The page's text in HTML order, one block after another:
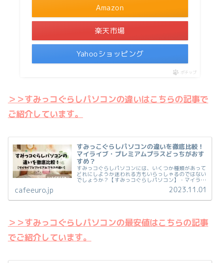
Amazon
楽天市場
Yahooショッピング
ポチップ
＞＞すみっコぐらしパソコンの違いはこちらの記事で
ご紹介しています。
すみっこぐらしパソコンの違いを徹底比較！
マイライブ・プレミアムプラスどっちがおす
すめ？
すみっコぐらしパソコンには、いくつか種類があって
どれにしようか迷われる方もいらっしゃるのではない
でしょうか？【すみっコぐらしパソコン】・マイライ
ブ(MY LIVE)←New！2023年発売・プレミアムプラス
すみっコぐらしパソコンは、どちらを...
cafeeuro.jp 2023.11.01
＞＞すみっコぐらしパソコンの最安値はこちらの記事
でご紹介しています。